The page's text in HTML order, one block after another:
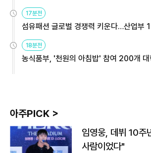
용해야
17분전
섬유패션 글로벌 경쟁력 키운다…산업부
원
18분전
농식품부, '천원의 아침밥' 참여 200개 대
아주PICK >
임영웅, 데뷔 10주
사람이었다"